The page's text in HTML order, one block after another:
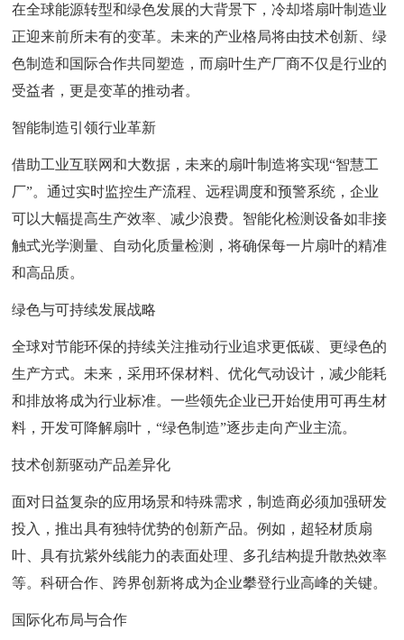
在全球能源转型和绿色发展的大背景下，冷却塔扇叶制造业
正迎来前所未有的变革。未来的产业格局将由技术创新、绿
色制造和国际合作共同塑造，而扇叶生产厂商不仅是行业的
受益者，更是变革的推动者。
智能制造引领行业革新
借助工业互联网和大数据，未来的扇叶制造将实现“智慧工
厂”。通过实时监控生产流程、远程调度和预警系统，企业
可以大幅提高生产效率、减少浪费。智能化检测设备如非接
触式光学测量、自动化质量检测，将确保每一片扇叶的精准
和高品质。
绿色与可持续发展战略
全球对节能环保的持续关注推动行业追求更低碳、更绿色的
生产方式。未来，采用环保材料、优化气动设计，减少能耗
和排放将成为行业标准。一些领先企业已开始使用可再生材
料，开发可降解扇叶，“绿色制造”逐步走向产业主流。
技术创新驱动产品差异化
面对日益复杂的应用场景和特殊需求，制造商必须加强研发
投入，推出具有独特优势的创新产品。例如，超轻材质扇
叶、具有抗紫外线能力的表面处理、多孔结构提升散热效率
等。科研合作、跨界创新将成为企业攀登行业高峰的关键。
国际化布局与合作